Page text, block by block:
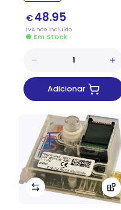
€ 48.95
IVA nãoincluído
Em Stock
Adicionar